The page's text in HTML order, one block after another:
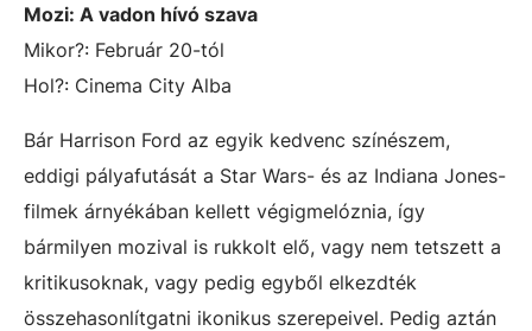
Mozi: A vadon hívó szava
Mikor?: Február 20-tól
Hol?: Cinema City Alba
Bár Harrison Ford az egyik kedvenc színészem,
eddigi pályafutását a Star Wars- és az Indiana Jones-
filmek árnyékában kellett végigmelóznia, így
bármilyen mozival is rukkolt elő, vagy nem tetszett a
kritikusoknak, vagy pedig egyből elkezdték
összehasonlítgatni ikonikus szerepeivel. Pedig aztán